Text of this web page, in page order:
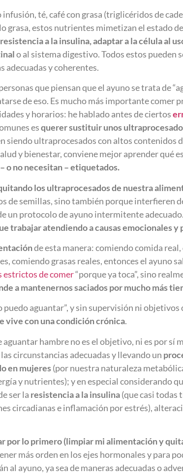
té, café con grasa (triglicéridos de
grasa, estos nutrientes mimetizan el estado
a la insulina,adaptar a la célula al
o al sistema digestivo. Todos estos pueden
adecuadas y coherentes.
que piensan que el ayuno se trata de
de eso. Es mucho más importante comer
y horarios: he hablado antes de ciertos
esquerer sustituir unos
siendo ultraprocesados con altos contenidos
y bienestar, conviene mejor aprender qué
o no necesitan – etiquetados.
los ultraprocesados de nuestra
de semillas, sino también porque interfieren
un protocolo de ayuno intermitente
trabajar atendiendo a causas emocionales y
de esta manera: comiendo comida
comiendo grasas reales, entonces el ayuno
estrictos de comer“porque ya toca”, sino
a mantenernos saciados por mucho más
puedo aguantar”, y sin supervisión ni
vive con una condición crónica.
aguantar hambre no es el objetivo, ni es por sí
circunstancias adecuadas y llevando un
en mujeres(por nuestra naturaleza
y nutrientes); y en especial considerando
ser la resistencia a la insulina(que casi todas
circadianas e inflamación por estrés),
por lo primero (limpiar mi alimentación y
más orden en los ejes hormonales y para
ayuno, ya sea de maneras adecuadas o